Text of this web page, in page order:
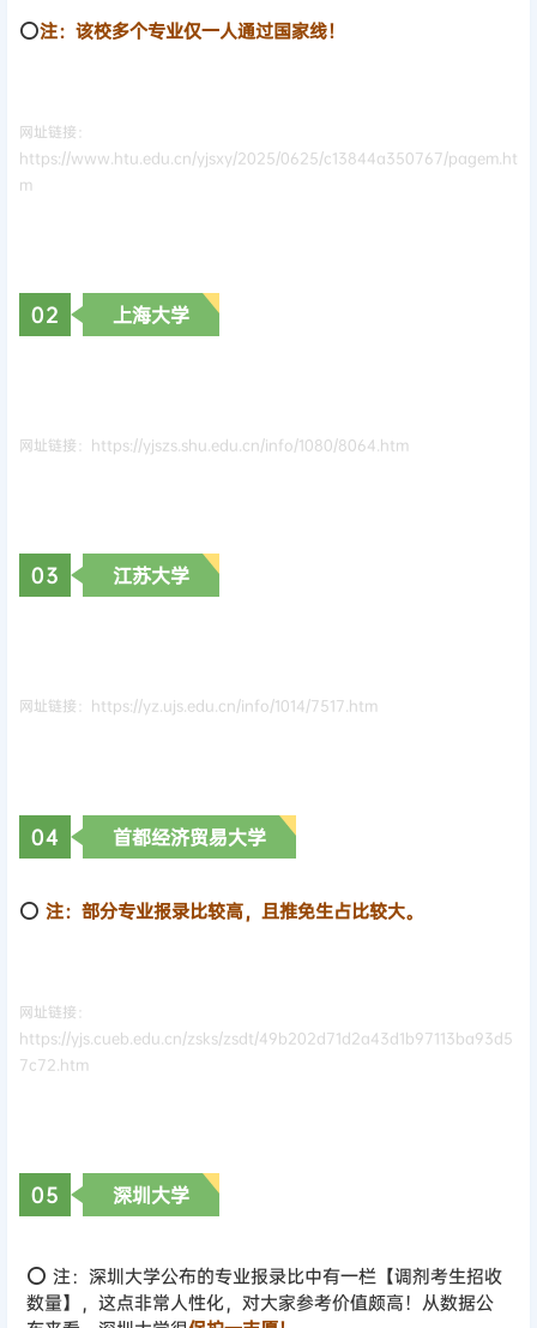
⭕注：该校多个专业仅一人通过国家线！
网址链接：
https://www.htu.edu.cn/yjsxy/2025/0625/c13844a350767/pagem.ht
m
02 上海大学
网址链接：https://yjszs.shu.edu.cn/info/1080/8064.htm
03 江苏大学
网址链接：https://yz.ujs.edu.cn/info/1014/7517.htm
04 首都经济贸易大学
⭕ 注：部分专业报录比较高，且推免生占比较大。
网址链接：
https://yjs.cueb.edu.cn/zsks/zsdt/49b202d71d2a43d1b97113ba93d5
7c72.htm
05 深圳大学
⭕ 注：深圳大学公布的专业报录比中有一栏【调剂考生招收
数量】，这点非常人性化，对大家参考价值颇高！从数据公